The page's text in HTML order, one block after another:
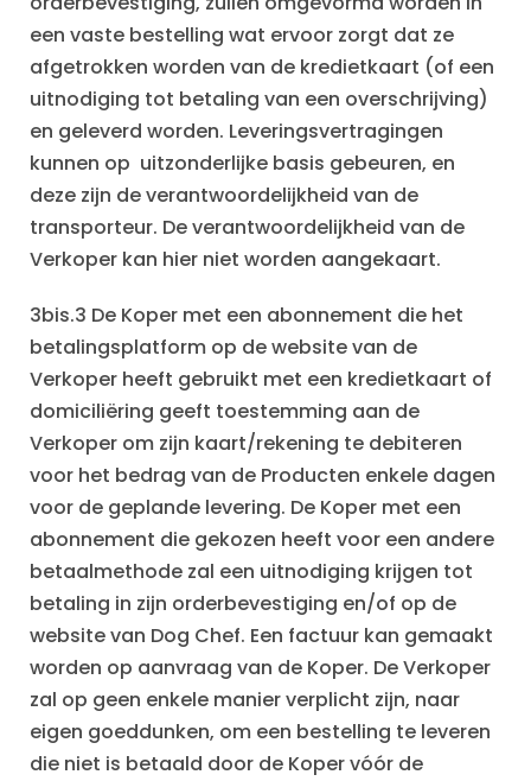
een vaste bestelling wat ervoor zorgt dat ze
afgetrokken worden van de kredietkaart (of een
uitnodiging tot betaling van een overschrijving)
en geleverd worden. Leveringsvertragingen
kunnen op uitzonderlijke basis gebeuren, en
deze zijn de verantwoordelijkheid van de
transporteur. De verantwoordelijkheid van de
Verkoper kan hier niet worden aangekaart.
3bis.3 De Koper met een abonnement die het
betalingsplatform op de website van de
Verkoper heeft gebruikt met een kredietkaart of
domiciliëring geeft toestemming aan de
Verkoper om zijn kaart/rekening te debiteren
voor het bedrag van de Producten enkele dagen
voor de geplande levering. De Koper met een
abonnement die gekozen heeft voor een andere
betaalmethode zal een uitnodiging krijgen tot
betaling in zijn orderbevestiging en/of op de
website van Dog Chef. Een factuur kan gemaakt
worden op aanvraag van de Koper. De Verkoper
zal op geen enkele manier verplicht zijn, naar
eigen goeddunken, om een bestelling te leveren
die niet is betaald door de Koper vóór de